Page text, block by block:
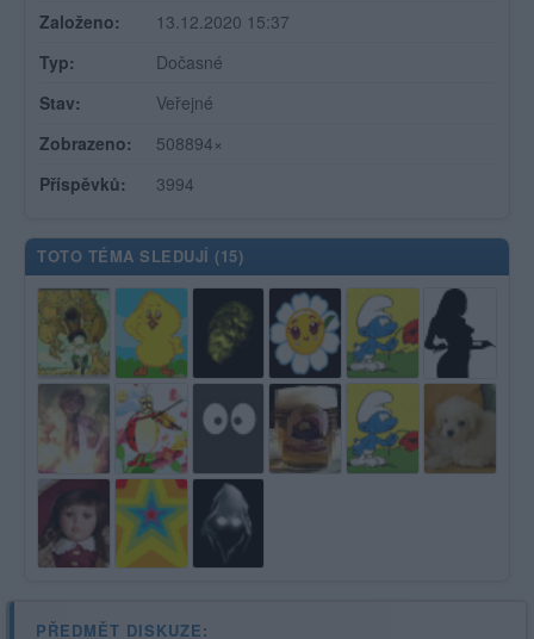
Založeno:
13.12.2020 15:37
Typ:
Dočasné
Stav:
Veřejné
Zobrazeno:
508894×
Příspěvků:
3994
TOTO TÉMA SLEDUJÍ (15)
PŘEDMĚT DISKUZE: